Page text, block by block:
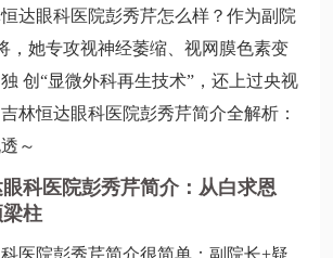
达眼科医院彭秀芹怎么样？作为副院
，她专攻视神经萎缩、视网膜色素变
创“显微外科再生技术”，还上过央视
林恒达眼科医院彭秀芹简介全解析：
～
科医院彭秀芹简介：从白求恩
柱